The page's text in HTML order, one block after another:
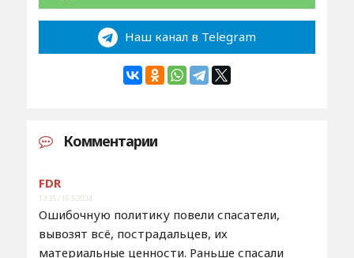
Наш канал в Telegram
Комментарии
FDR
13:35 / 16.5.2024
Ошибочную политику повели спасатели,
вывозят всё, пострадальцев, их
материальные ценности. Раньше спасали